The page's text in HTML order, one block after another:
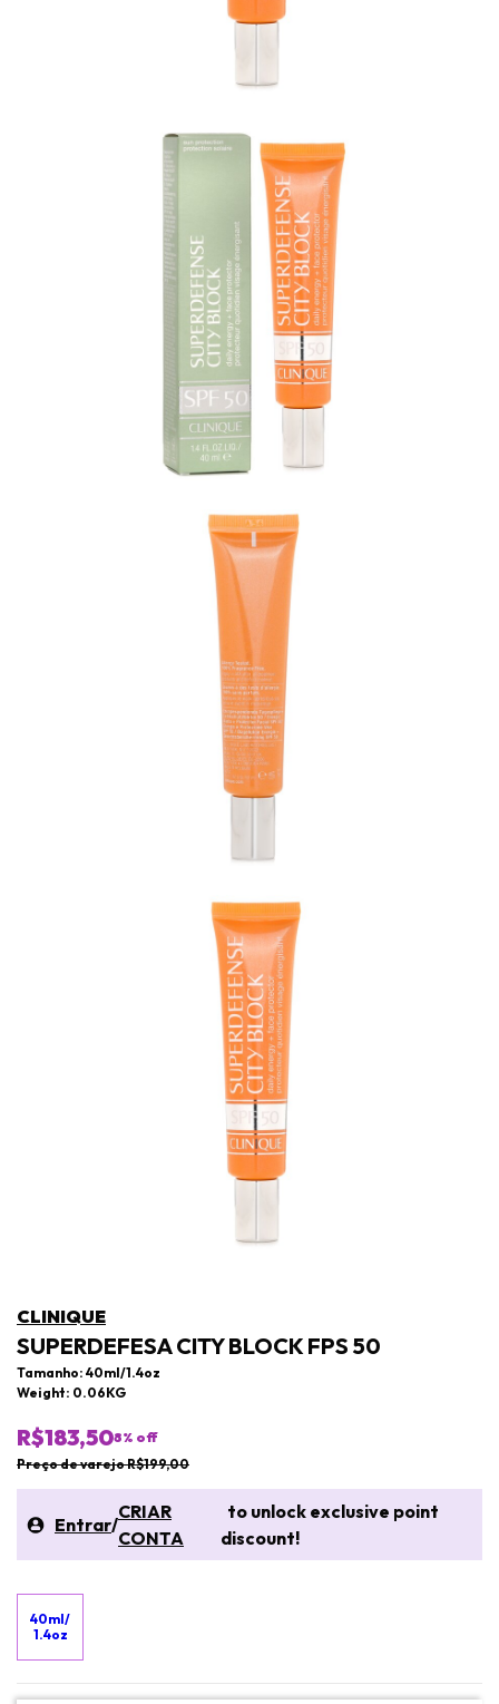
CLINIQUE
SUPERDEFESA CITY BLOCK FPS 50
Tamanho: 40ml/1.4oz
Weight: 0.06KG
R$183,508% off
Preço de varejo R$199,00
Entrar/
CRIAR
CONTA
to unlock exclusive point
discount!
40ml/
1.4oz